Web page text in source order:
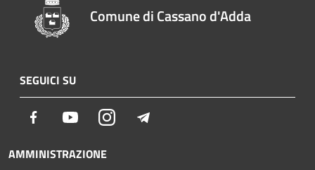
Comune di Cassano d'Adda
SEGUICI SU
Facebook YoutubeInstagram
AMMINISTRAZIONE